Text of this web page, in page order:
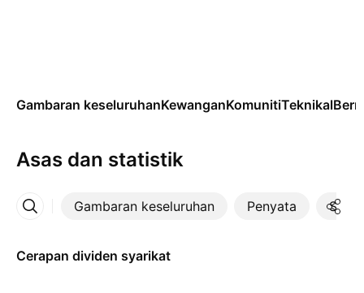
Gambaran keseluruhanKewanganKomunitiTeknikal
Asas dan statistik
Gambaran keseluruhan Penyata
Lebih
Cerapan dividen syarikat